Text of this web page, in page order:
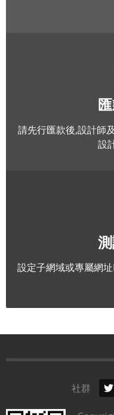
請先行匯款後,設計師
設
設定子網域或專屬網
社群